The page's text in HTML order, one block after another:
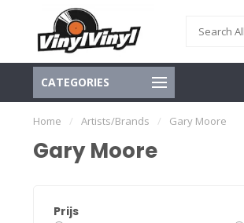
CATEGORIES
Home / Artists/Brands / Gary Moore
Gary Moore
Prijs